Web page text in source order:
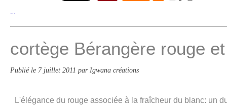
cortège Bérangère rouge
Publié le 7 juillet 2011 par Igwana créations
L'élégance du rouge associée à la fraîcheur du blanc: un